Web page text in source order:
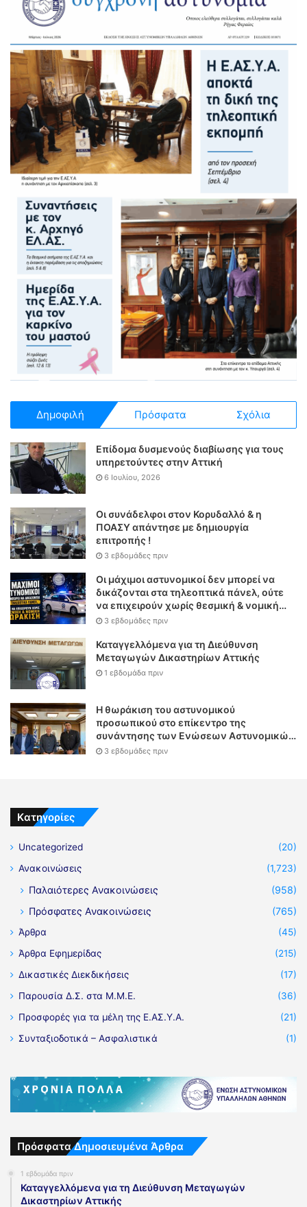
Δημοφιλή Πρόσφατα Σχόλια
Επίδομα δυσμενούς διαβίωσης για τους
υπηρετούντες στην Αττική
6 Ιουλίου, 2026
Οι συνάδελφοι στον Κορυδαλλό & η
ΠΟΑΣΥ απάντησε με δημιουργία
επιτροπής !
3 εβδομάδες πριν
Οι μάχιμοι αστυνομικοί δεν μπορεί να
δικάζονται στα τηλεοπτικά πάνελ, ούτε
να επιχειρούν χωρίς θεσμική & νομική
θωράκιση
3 εβδομάδες πριν
Καταγγελλόμενα για τη Διεύθυνση
Μεταγωγών Δικαστηρίων Αττικής
1 εβδομάδα πριν
Η θωράκιση του αστυνομικού
προσωπικού στο επίκεντρο της
συνάντησης των Ενώσεων Αστυνομικών
Υπαλλήλων Αθηνών και Θεσσαλονίκης
3 εβδομάδες πριν
Kατηγορίες
Uncategorized
(20)
Ανακοινώσεις
(1,723)
Παλαιότερες Ανακοινώσεις
(958)
Πρόσφατες Ανακοινώσεις
(765)
Άρθρα
(45)
Άρθρα Εφημερίδας
(215)
Δικαστικές Διεκδικήσεις
(17)
Παρουσία Δ.Σ. στα Μ.Μ.Ε.
(36)
Προσφορές για τα μέλη της Ε.ΑΣ.Υ.Α.
(21)
Συνταξιοδοτικά – Ασφαλιστικά
(1)
Πρόσφατα Δημοσιευμένα Άρθρα
1 εβδομάδα πριν
Καταγγελλόμενα για τη Διεύθυνση Μεταγωγών
Δικαστηρίων Αττικής